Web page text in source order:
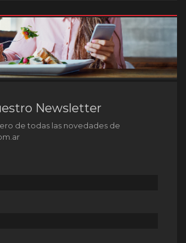
Newsletter
de todas las novedades de